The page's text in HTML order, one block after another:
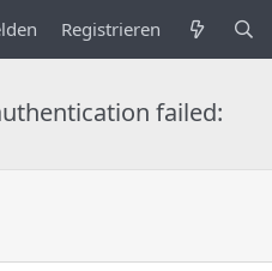
Registrieren
failed: